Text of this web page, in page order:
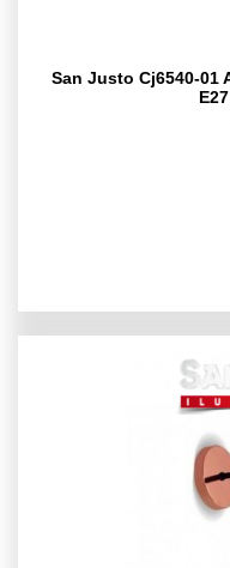
San Justo Cj6540-01